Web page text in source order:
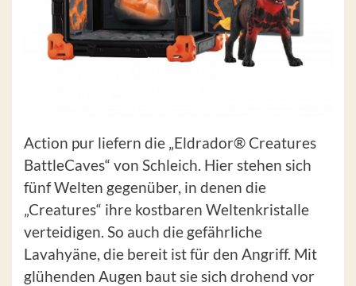
Action pur liefern die „Eldrador® Creatures
BattleCaves“ von Schleich. Hier stehen sich
fünf Welten gegenüber, in denen die
„Creatures“ ihre kostbaren Weltenkristalle
verteidigen. So auch die gefährliche
Lavahyäne, die bereit ist für den Angriff. Mit
glühenden Augen baut sie sich drohend vor